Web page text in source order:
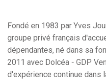
Fondé en 1983 par Yves
groupe privé français
dépendantes, né dans sa
2011 avec Dolcéa - GDP
d'expérience continue dans